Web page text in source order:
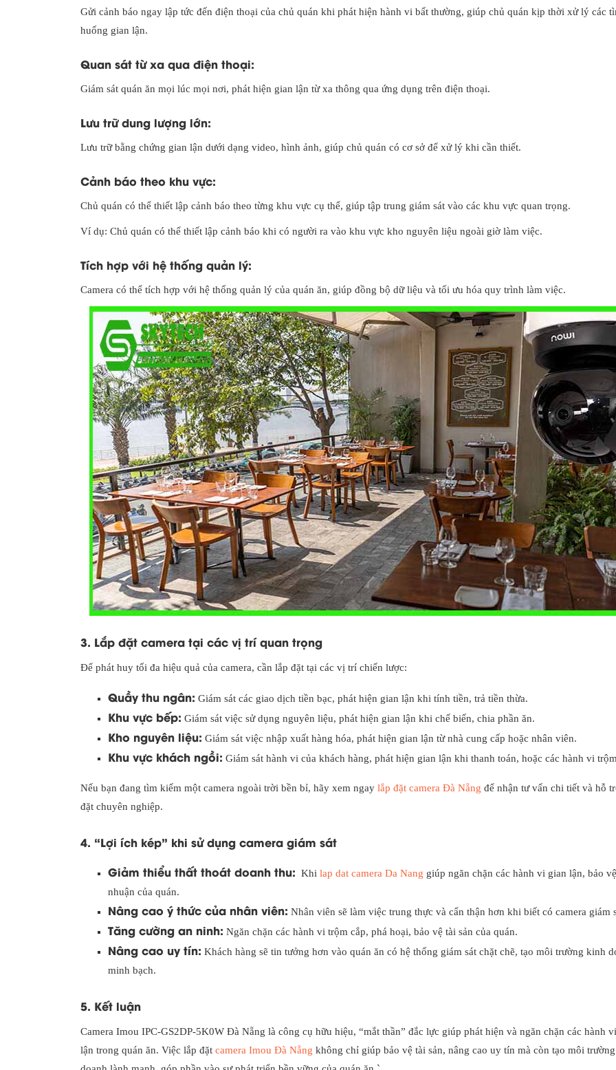
Gửi cảnh báo ngay lập tức đến điện thoại của chủ quán khi phát hiện hành vi bất thường, giúp chủ quán kịp thời xử lý các
huống gian lận.
Quan sát từ xa qua điện thoại:
Giám sát quán ăn mọi lúc mọi nơi, phát hiện gian lận từ xa thông qua ứng dụng trên điện thoại.
Lưu trữ dung lượng lớn:
Lưu trữ bằng chứng gian lận dưới dạng video, hình ảnh, giúp chủ quán có cơ sở để xử lý khi cần thiết.
Cảnh báo theo khu vực:
Chủ quán có thể thiết lập cảnh báo theo từng khu vực cụ thể, giúp tập trung giám sát vào các khu vực quan trọng.
Ví dụ: Chủ quán có thể thiết lập cảnh báo khi có người ra vào khu vực kho nguyên liệu ngoài giờ làm việc.
Tích hợp với hệ thống quản lý:
Camera có thể tích hợp với hệ thống quản lý của quán ăn, giúp đồng bộ dữ liệu và tối ưu hóa quy trình làm việc.
3. Lắp đặt camera tại các vị trí quan trọng
Để phát huy tối đa hiệu quả của camera, cần lắp đặt tại các vị trí chiến lược:
Quầy thu ngân: Giám sát các giao dịch tiền bạc, phát hiện gian lận khi tính tiền, trả tiền thừa.
Khu vực bếp: Giám sát việc sử dụng nguyên liệu, phát hiện gian lận khi chế biến, chia phần ăn.
Kho nguyên liệu: Giám sát việc nhập xuất hàng hóa, phát hiện gian lận từ nhà cung cấp hoặc nhân viên.
Khu vực khách ngồi: Giám sát hành vi của khách hàng, phát hiện gian lận khi thanh toán, hoặc các hành vi
Nếu bạn đang tìm kiếm một camera ngoài trời bền bỉ, hãy xem ngay lắp đặt camera Đà Nẵng để nhận tư vấn chi tiết và hỗ
đặt chuyên nghiệp.
4. “Lợi ích kép” khi sử dụng camera giám sát
Giảm thiểu thất thoát doanh thu: Khi lap dat camera Da Nang giúp ngăn chặn các hành vi gian lận, bảo
nhuận của quán.
Nâng cao ý thức của nhân viên: Nhân viên sẽ làm việc trung thực và cẩn thận hơn khi biết có camera giám
Tăng cường an ninh: Ngăn chặn các hành vi trộm cắp, phá hoại, bảo vệ tài sản của quán.
Nâng cao uy tín: Khách hàng sẽ tin tưởng hơn vào quán ăn có hệ thống giám sát chặt chẽ, tạo môi trường kinh
minh bạch.
5. Kết luận
Camera Imou IPC-GS2DP-5K0W Đà Nẵng là công cụ hữu hiệu, “mắt thần” đắc lực giúp phát hiện và ngăn chặn các hành
lận trong quán ăn. Việc lắp đặt camera Imou Đà Nẵng không chỉ giúp bảo vệ tài sản, nâng cao uy tín mà còn tạo môi